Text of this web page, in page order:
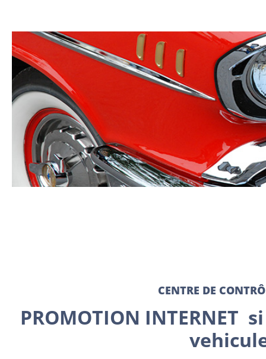
CENTRE DE
PROMOTION INTERNET